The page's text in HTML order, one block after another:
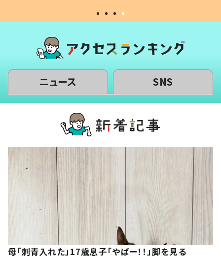
ニュース SNS
母「刺青入れた」17歳息子「やばー！！」脚を見る